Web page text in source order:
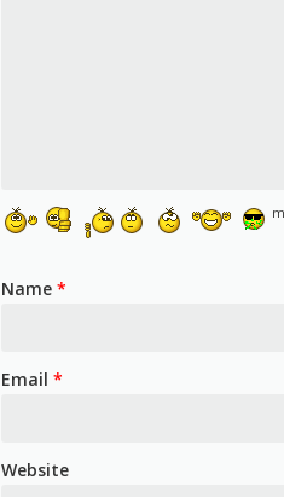
Name *
Email *
Website